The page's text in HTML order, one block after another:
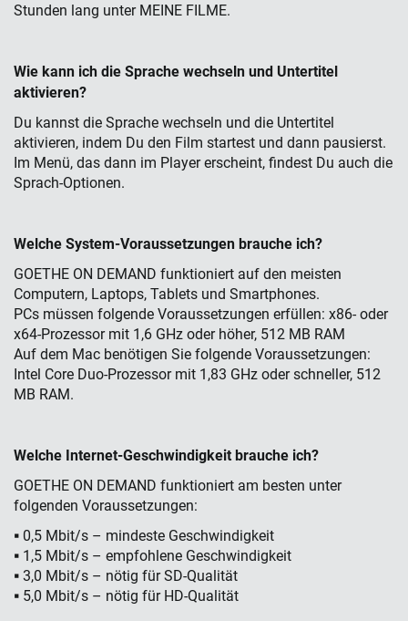
Stunden lang unter MEINE FILME.
Wie kann ich die Sprache wechseln und Untertitel
aktivieren?
Du kannst die Sprache wechseln und die Untertitel
aktivieren, indem Du den Film startest und dann pausierst.
Im Menü, das dann im Player erscheint, findest Du auch die
Sprach-Optionen.
Welche System-Voraussetzungen brauche ich?
GOETHE ON DEMAND funktioniert auf den meisten
Computern, Laptops, Tablets und Smartphones.
PCs müssen folgende Voraussetzungen erfüllen: x86- oder
x64-Prozessor mit 1,6 GHz oder höher, 512 MB RAM
Auf dem Mac benötigen Sie folgende Voraussetzungen:
Intel Core Duo-Prozessor mit 1,83 GHz oder schneller, 512
MB RAM.
Welche Internet-Geschwindigkeit brauche ich?
GOETHE ON DEMAND funktioniert am besten unter
folgenden Voraussetzungen:
▪ 0,5 Mbit/s – mindeste Geschwindigkeit
▪ 1,5 Mbit/s – empfohlene Geschwindigkeit
▪ 3,0 Mbit/s – nötig für SD-Qualität
▪ 5,0 Mbit/s – nötig für HD-Qualität